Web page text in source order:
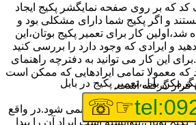
کد که بر روی صفحه نمایگشر پکیج ایجاد
و اگر پکیج شما دارای مشکلی بود و
کار برای تعمیر پکیج بوتان،این
و ایرادی که وجود دارد را بررسی کنید
این کار می توانید به دفترچه راهنمای
معمولا تمامی ایرادهایی که ممکن است
قرار گرفته است.
اروری نمایش داده نمی شود.در واقع
بوتان،نتوانسته است ایراد آن را پیدا
بابل،تعمیر پکیج در بابل
☞☏